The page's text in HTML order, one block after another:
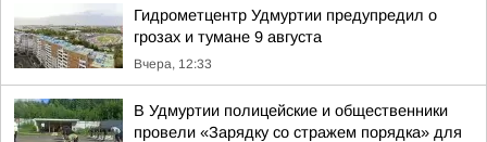
Гидрометцентр Удмуртии предупредил о
грозах и тумане 9 августа
Вчера, 12:33
В Удмуртии полицейские и общественники
провели «Зарядку со стражем порядка» для